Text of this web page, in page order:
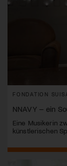
FONDATION
NNAVY – ein
Eine Musikerin
künstlerischen